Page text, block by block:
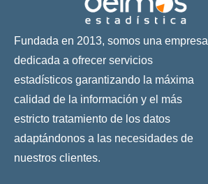
Fundada en 2013, somos una empresa
dedicada a ofrecer servicios
estadísticos garantizando la máxima
calidad de la información y el más
estricto tratamiento de los datos
adaptándonos a las necesidades de
nuestros clientes.